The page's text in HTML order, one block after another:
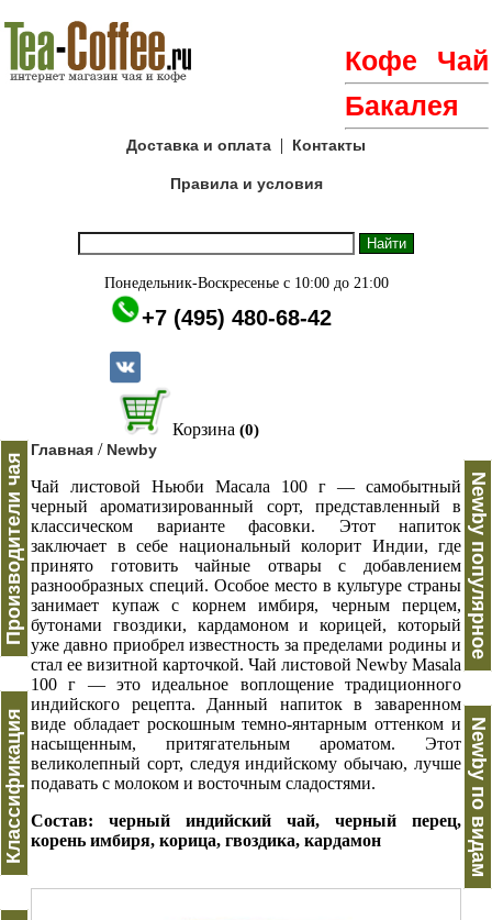
Кофе
Чай
Бакалея
Доставка и оплата | Контакты
Правила и условия
Понедельник-Воскресенье с 10:00 до 21:00
+7 (495) 480-68-42
Корзина (0)
Производители чая
Классификация
Главная / Newby
Чай листовой Ньюби Масала 100 г — самобытный
черный ароматизированный сорт, представленный в
классическом варианте фасовки. Этот напиток
заключает в себе национальный колорит Индии, где
принято готовить чайные отвары с добавлением
разнообразных специй. Особое место в культуре страны
занимает купаж с корнем имбиря, черным перцем,
бутонами гвоздики, кардамоном и корицей, который
уже давно приобрел известность за пределами родины и
стал ее визитной карточкой. Чай листовой Newby Masala
100 г — это идеальное воплощение традиционного
индийского рецепта. Данный напиток в заваренном
виде обладает роскошным темно-янтарным оттенком и
насыщенным, притягательным ароматом. Этот
великолепный сорт, следуя индийскому обычаю, лучше
подавать с молоком и восточным сладостями.
Состав: черный индийский чай, черный перец,
корень имбиря, корица, гвоздика, кардамон
Newby популярное
Newby по видам